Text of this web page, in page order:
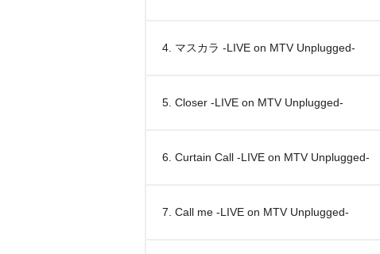
4. マスカラ -LIVE on MTV Unplugged-
5. Closer -LIVE on MTV Unplugged-
6. Curtain Call -LIVE on MTV Unplugged-
7. Call me -LIVE on MTV Unplugged-